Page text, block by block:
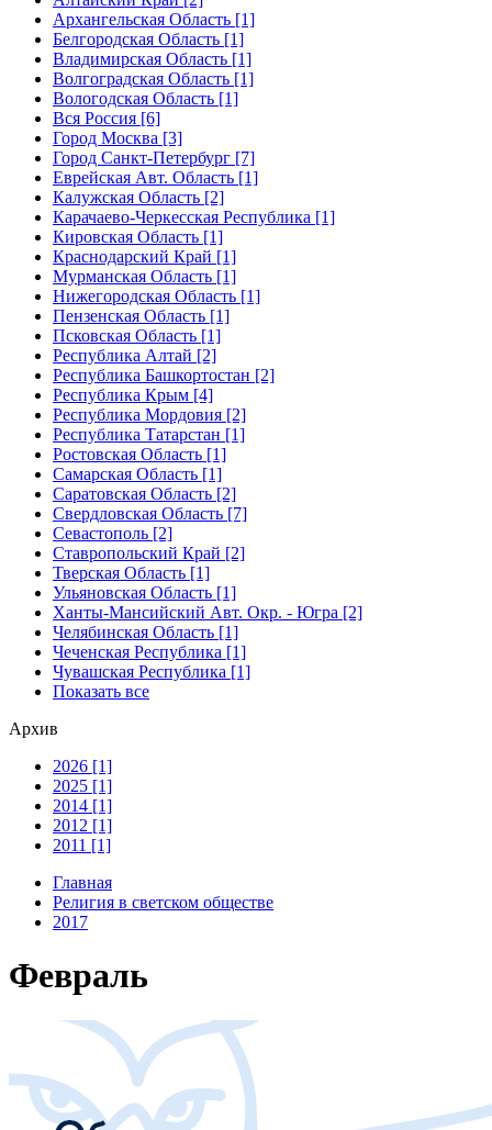
Архангельская Область [1]
Белгородская Область [1]
Владимирская Область [1]
Волгоградская Область [1]
Вологодская Область [1]
Вся Россия [6]
Город Москва [3]
Город Санкт-Петербург [7]
Еврейская Авт. Область [1]
Калужская Область [2]
Карачаево-Черкесская Республика [1]
Кировская Область [1]
Краснодарский Край [1]
Мурманская Область [1]
Нижегородская Область [1]
Пензенская Область [1]
Псковская Область [1]
Республика Алтай [2]
Республика Башкортостан [2]
Республика Крым [4]
Республика Мордовия [2]
Республика Татарстан [1]
Ростовская Область [1]
Самарская Область [1]
Саратовская Область [2]
Свердловская Область [7]
Севастополь [2]
Ставропольский Край [2]
Тверская Область [1]
Ульяновская Область [1]
Ханты-Мансийский Авт. Окр. - Югра [2]
Челябинская Область [1]
Чеченская Республика [1]
Чувашская Республика [1]
Показать все
Архив
2026 [1]
2025 [1]
2014 [1]
2012 [1]
2011 [1]
Главная
Религия в светском обществе
2017
Февраль